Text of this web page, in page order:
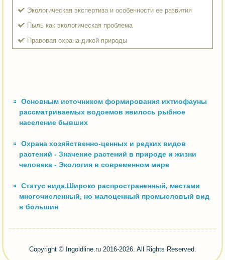
Экологическая экспертиза и особенности ее развития
Пыль как экологическая проблема
Правовая охрана дикой природы
Основным источником формирования ихтиофауны
рассматриваемых водоемов явилось рыбное
население бывших
Охрана хозяйственно-ценных и редких видов
растений - Значение растений в природе и жизни
человека - Экология в современном мире
Статус вида.Широко распространенный, местами
многочисленный, но малоценный промысловый вид
в большин
Copyright © Ingoldline.ru 2016-2026. All Rights Reserved.